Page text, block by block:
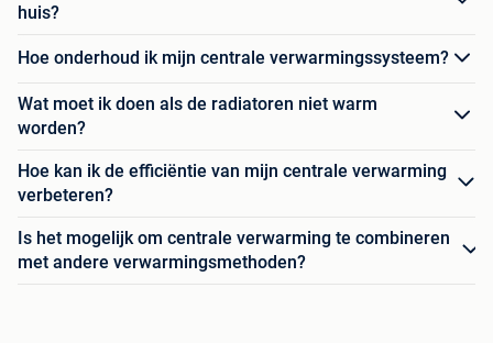
huis?
Hoe onderhoud ik mijn centrale verwarmingssysteem?
Wat moet ik doen als de radiatoren niet warm
worden?
Hoe kan ik de efficiëntie van mijn centrale verwarming
verbeteren?
Is het mogelijk om centrale verwarming te combineren
met andere verwarmingsmethoden?